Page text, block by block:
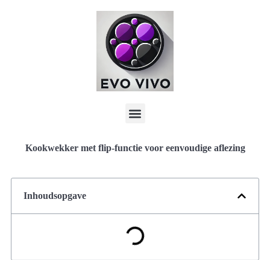
Kookwekker met flip-functie voor eenvoudige aflezing
Inhoudsopgave